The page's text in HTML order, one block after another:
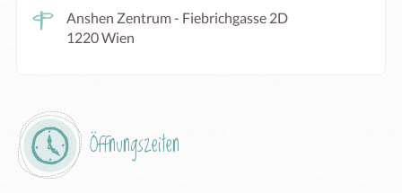
Anshen Zentrum - Fiebrichgasse 2D
1220 Wien
Öffnungszeiten